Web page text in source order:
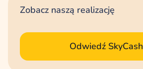
Zobacz naszą realizację
Odwiedź SkyCash